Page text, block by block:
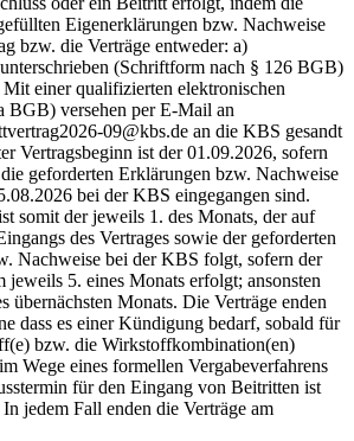
Eigenerklärungen bzw. Nachweise
bzw. die Verträge entweder: a)
(Schriftform nach § 126 BGB)
Mit einer qualifizierten elektronischen
BGB) versehen per E-Mail an
09@kbs.de an die KBS gesandt
Vertragsbeginn ist der 01.09.2026, sofern
geforderten Erklärungen bzw. Nachweise
bei der KBS eingegangen sind.
somit der jeweils 1. des Monats, der auf
des Vertrages sowie der geforderten
Nachweise bei der KBS folgt, sofern der
jeweils 5. eines Monats erfolgt; ansonsten
übernächsten Monats. Die Verträge enden
dass es einer Kündigung bedarf, sobald für
bzw. die Wirkstoffkombination(en)
Wege eines formellen Vergabeverfahrens
für den Eingang von Beitritten ist
jedem Fall enden die Verträge am